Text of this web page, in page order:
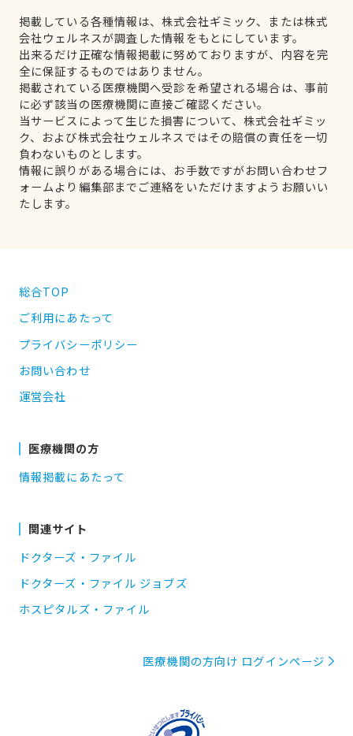
掲載している各種情報は、株式会社ギミック、または株式
会社ウェルネスが調査した情報をもとにしています。
出来るだけ正確な情報掲載に努めておりますが、内容を完
全に保証するものではありません。
掲載されている医療機関へ受診を希望される場合は、事前
に必ず該当の医療機関に直接ご確認ください。
当サービスによって生じた損害について、株式会社ギミッ
ク、および株式会社ウェルネスではその賠償の責任を一切
負わないものとします。
情報に誤りがある場合には、お手数ですがお問い合わせフ
ォームより編集部までご連絡をいただけますようお願いい
たします。
総合TOP
ご利用にあたって
プライバシーポリシー
お問い合わせ
運営会社
医療機関の方
情報掲載にあたって
関連サイト
ドクターズ・ファイル
ドクターズ・ファイル ジョブズ
ホスピタルズ・ファイル
医療機関の方向け ログインページ